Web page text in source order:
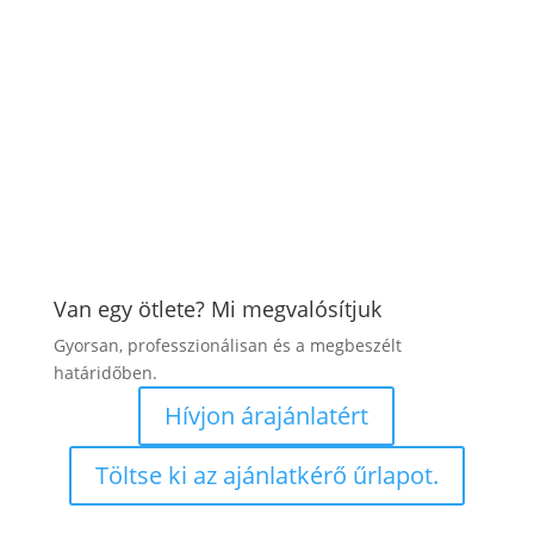
Van egy ötlete? Mi megvalósítjuk
Gyorsan, professzionálisan és a megbeszélt
határidőben.
Hívjon árajánlatért
Töltse ki az ajánlatkérő űrlapot.